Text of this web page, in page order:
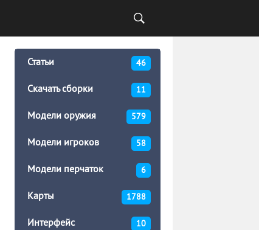
Статьи 46
Скачать сборки 11
Модели оружия 579
Модели игроков 58
Модели перчаток 6
Карты 1788
Интерфейс 10